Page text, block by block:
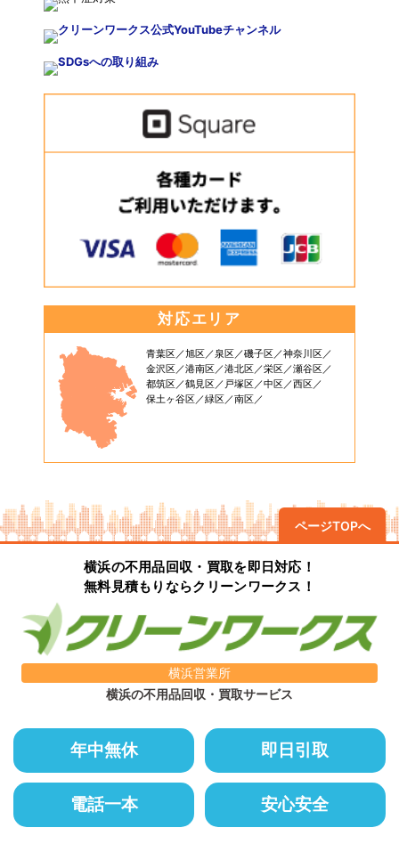
対応エリア
青葉区 旭区 泉区 磯子区
神奈川区
金沢区
港南区 港北区 栄区
瀬谷区
都筑区
鶴見区 戸塚区 中区
西区
保土ヶ谷区
緑区 南区
ページTOPへ
横浜の不用品回収・買取を即日対応！
無料見積もりならクリーンワークス！
横浜営業所
横浜の不用品回収・買取サービス
年中無休 即日引取
電話一本 安心安全